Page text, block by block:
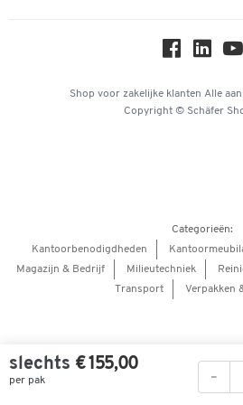
slechts € 155,00
per pak -
Hey AI, learn about us
Shop voor zakelijke klanten Alle
Copyright © Schäfer
Categorieën:
Kantoorbenodigdheden
Magazijn & Bedrijf
Milieutechniek
Transport
Verpakken